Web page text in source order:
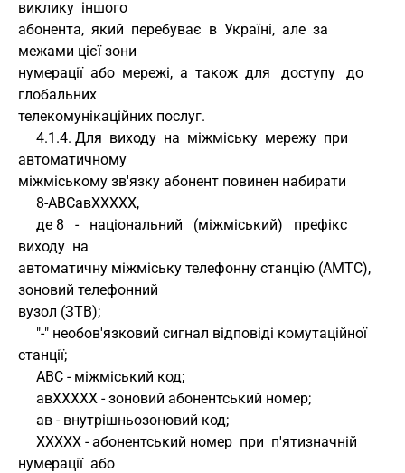
виклику  іншого
абонента,  який  перебуває  в  Україні,  але  за
межами цієї зони
нумерації  або  мережі,  а  також  для   доступу   до
глобальних
телекомунікаційних послуг.
автоматичному
міжміському зв'язку абонент повинен набирати
     8-АВСавXXXXX,
виходу  на
автоматичну міжміську телефонну станцію (АМТС),
зоновий телефонний
вузол (ЗТВ);
станції;
     АВС - міжміський код;
     авXXXXX - зоновий абонентський номер;
     ав - внутрішньозоновий код;
нумерації  або